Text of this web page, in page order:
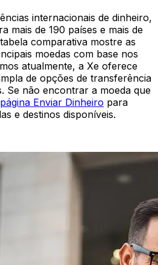
internacionais de dinheiro,
mais de 190 países e mais de
comparativa mostre as
moedas com base nos
atualmente, a Xe oferece
de opções de transferência
Se não encontrar a moeda que
página Enviar Dinheiro para
e destinos disponíveis.